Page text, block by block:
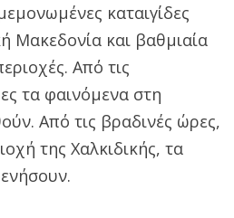
καταιγίδες
Μακεδονία και βαθμιαία
Από τις
τα φαινόμενα στη
Από τις βραδινές ώρες,
της Χαλκιδικής, τα